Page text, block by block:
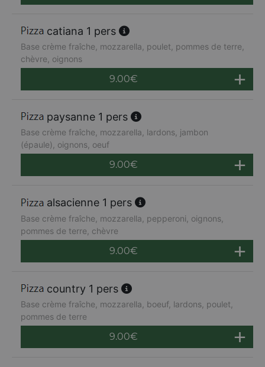
catiana 1 pers
Base crème fraîche, mozzarella, poulet, pommes de terre,
chèvre, oignons
9.00€
paysanne 1 pers
Base crème fraîche, mozzarella, lardons, jambon
(épaule), oignons, oeuf
9.00€
alsacienne 1 pers
Base crème fraîche, mozzarella, pepperoni, oignons,
pommes de terre, chèvre
9.00€
country 1 pers
Base crème fraîche, mozzarella, boeuf, lardons, poulet,
pommes de terre
9.00€